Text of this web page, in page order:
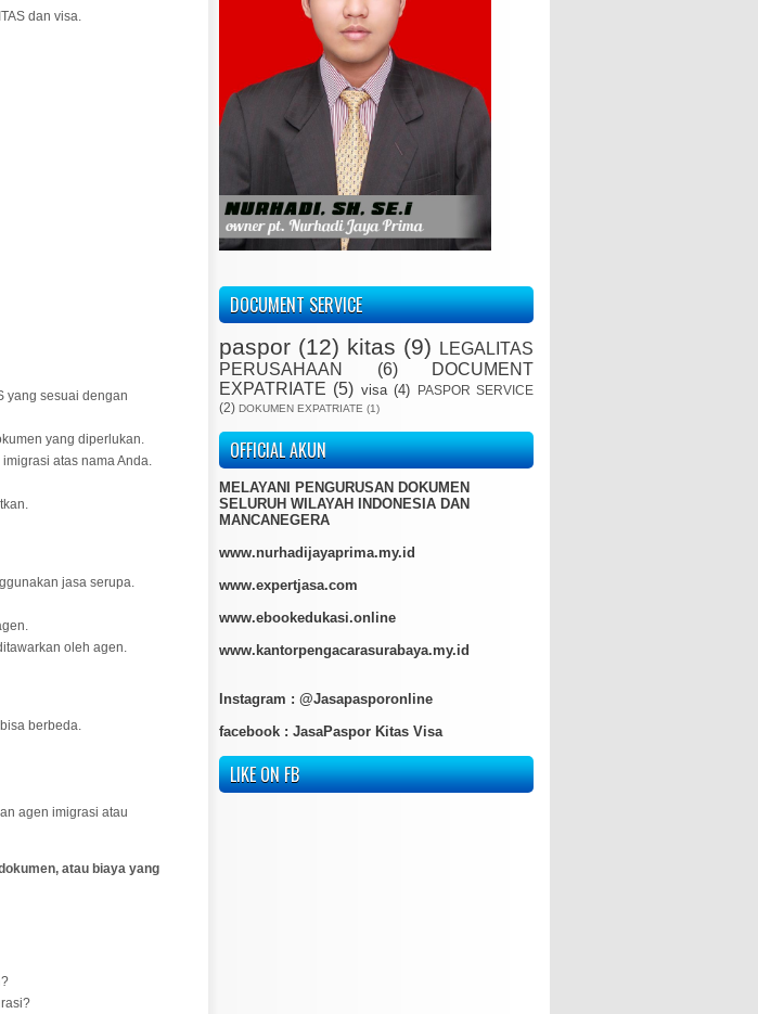
dan visa.
yang sesuai dengan
yang diperlukan.
atas nama Anda.
jasa serupa.
oleh agen.
berbeda.
agen imigrasi atau
atau biaya yang
DOCUMENT SERVICE
paspor (12) kitas (9)
LEGALITAS
PERUSAHAAN
(6)
DOCUMENT
EXPATRIATE (5) visa (4)
PASPOR SERVICE
(2) DOKUMEN EXPATRIATE (1)
OFFICIAL AKUN
MELAYANI PENGURUSAN DOKUMEN
SELURUH WILAYAH INDONESIA DAN
MANCANEGERA
www.nurhadijayaprima.my.id
www.expertjasa.com
www.ebookedukasi.online
www.kantorpengacarasurabaya.my.id
Instagram : @Jasapasporonline
facebook : JasaPaspor Kitas Visa
LIKE ON FB